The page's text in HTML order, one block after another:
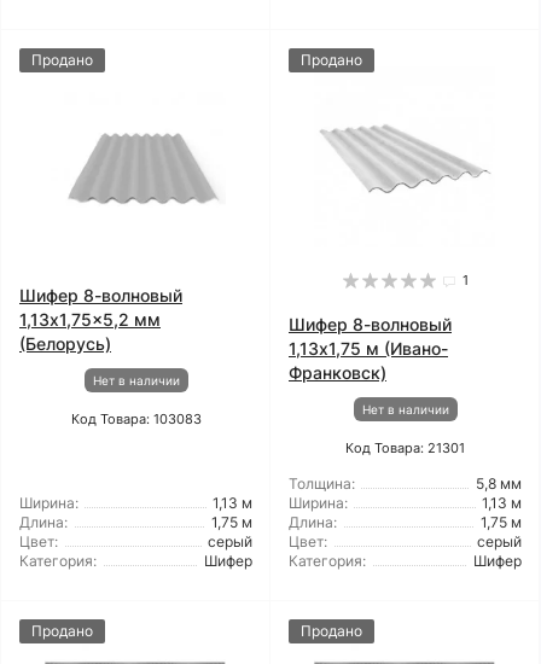
Продано
Шифер 8-волновый
1,13x1,75x5,2 мм
(Белорусь)
Нет в наличии
Код Товара: 103083
Ширина:
1,13 м
Длина:
1,75 м
Цвет:
серый
Категория:
Шифер
Продано
1
Шифер 8-волновый
1,13x1,75 м (Ивано-
Франковск)
Нет в наличии
Код Товара: 21301
Толщина:
5,8 мм
Ширина:
1,13 м
Длина:
1,75 м
Цвет:
серый
Категория:
Шифер
Продано Продано